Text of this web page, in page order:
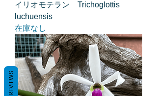
イリオモテラン Trichoglottis
luchuensis
在庫なし
REVIEWS